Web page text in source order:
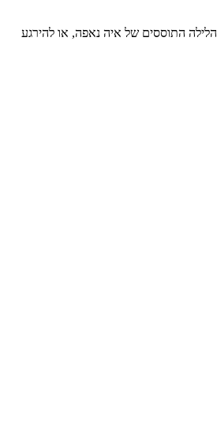
התוססים של איה נאפה, או להירגע